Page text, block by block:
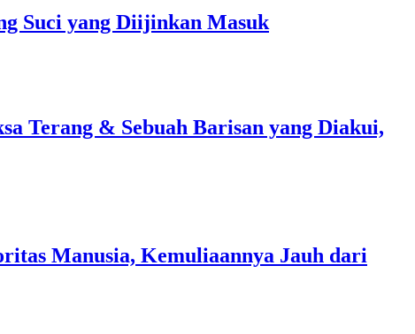
Suci yang Diijinkan Masuk
Terang & Sebuah Barisan yang Diakui,
Manusia, Kemuliaannya Jauh dari